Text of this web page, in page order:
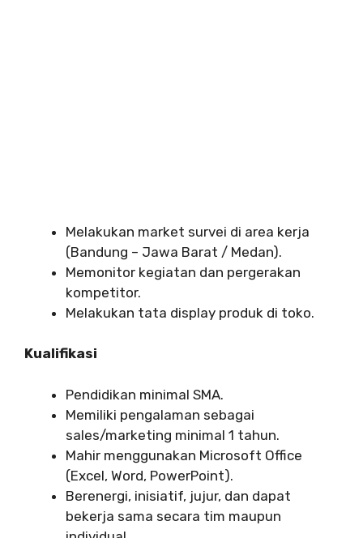
Melakukan market survei di area kerja
(Bandung – Jawa Barat / Medan).
Memonitor kegiatan dan pergerakan
kompetitor.
Melakukan tata display produk di toko.
Kualifikasi
Pendidikan minimal SMA.
Memiliki pengalaman sebagai
sales/marketing minimal 1 tahun.
Mahir menggunakan Microsoft Office
(Excel, Word, PowerPoint).
Berenergi, inisiatif, jujur, dan dapat
bekerja sama secara tim maupun